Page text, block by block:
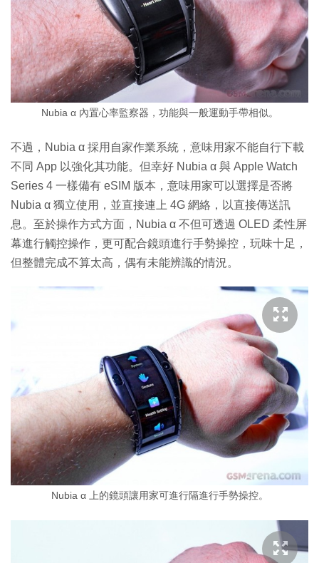
Nubia α 內置心率監察器，功能與一般運動手帶相似。
不過，Nubia α 採用自家作業系統，意味用家不能自行下載
不同 App 以強化其功能。但幸好 Nubia α 與 Apple Watch
Series 4 一樣備有 eSIM 版本，意味用家可以選擇是否將
Nubia α 獨立使用，並直接連上 4G 網絡，以直接傳送訊
息。至於操作方式方面，Nubia α 不但可透過 OLED 柔性屏
幕進行觸控操作，更可配合鏡頭進行手勢操控，玩味十足，
但整體完成不算太高，偶有未能辨識的情況。
Nubia α 上的鏡頭讓用家可進行隔進行手勢操控。